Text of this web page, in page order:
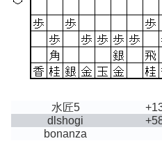
水匠5
dlshogi
bonanza